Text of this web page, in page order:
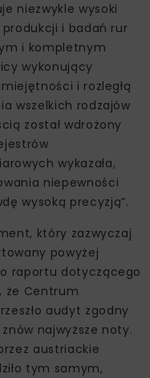
niezwykle wysoki
i badań rur
i kompletnym
wykonujący
i rozległą
wszelkich rodzajów
został wdrożony
wykazała,
niepewności
wysoką precyzją”.
który zazwyczaj
powyżej
raportu dotyczącego
że Centrum
audyt zgodny
najwyższe noty.
austriackie
tym samym,